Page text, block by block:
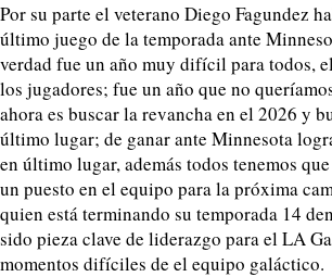
Por su parte el veterano Diego Fagundez
último juego de la temporada ante
verdad fue un año muy difícil para todos,
los jugadores; fue un año que no
ahora es buscar la revancha en el 2026 y
último lugar; de ganar ante Minnesota
en último lugar, además todos tenemos
un puesto en el equipo para la próxima
quien está terminando su temporada 14
sido pieza clave de liderazgo para el LA
momentos difíciles de el equipo galáctico.